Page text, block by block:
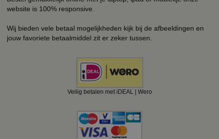
website is 100% responsive.
Wij bieden vele betaal mogelijkheden kijk bij de afbeeldingen en
jouw favoriete betaalmiddel zit er zeker tussen.
Veilig betalen met iDEAL | Wero